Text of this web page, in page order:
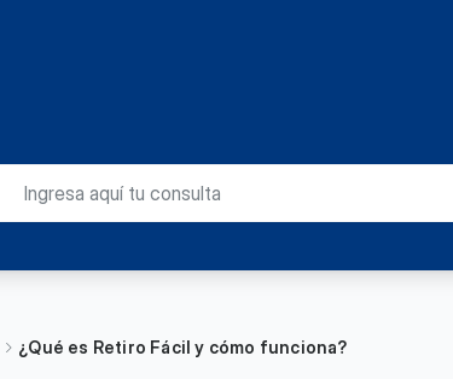
¿Qué es Retiro Fácil y cómo funciona?